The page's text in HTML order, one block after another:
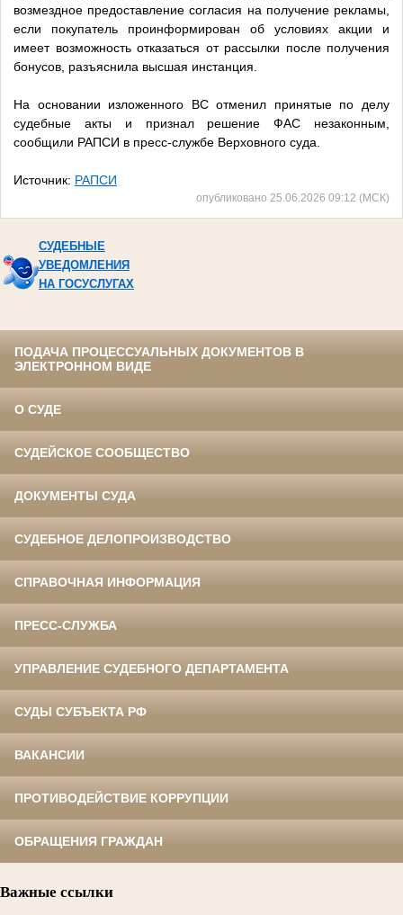
возмездное предоставление согласия на получение рекламы,
если покупатель проинформирован об условиях акции и
имеет возможность отказаться от рассылки после получения
бонусов, разъяснила высшая инстанция.
На основании изложенного ВС отменил принятые по делу
судебные акты и признал решение ФАС незаконным,
сообщили РАПСИ в пресс-службе Верховного суда.
Источник: РАПСИ
опубликовано 25.06.2026 09:12 (МСК)
СУДЕБНЫЕ
УВЕДОМЛЕНИЯ
НА ГОСУСЛУГАХ
ПОДАЧА ПРОЦЕССУАЛЬНЫХ ДОКУМЕНТОВ В
ЭЛЕКТРОННОМ ВИДЕ
О СУДЕ
СУДЕЙСКОЕ СООБЩЕСТВО
ДОКУМЕНТЫ СУДА
СУДЕБНОЕ ДЕЛОПРОИЗВОДСТВО
СПРАВОЧНАЯ ИНФОРМАЦИЯ
ПРЕСС-СЛУЖБА
УПРАВЛЕНИЕ СУДЕБНОГО ДЕПАРТАМЕНТА
СУДЫ СУБЪЕКТА РФ
ВАКАНСИИ
ПРОТИВОДЕЙСТВИЕ КОРРУПЦИИ
ОБРАЩЕНИЯ ГРАЖДАН
Важные ссылки